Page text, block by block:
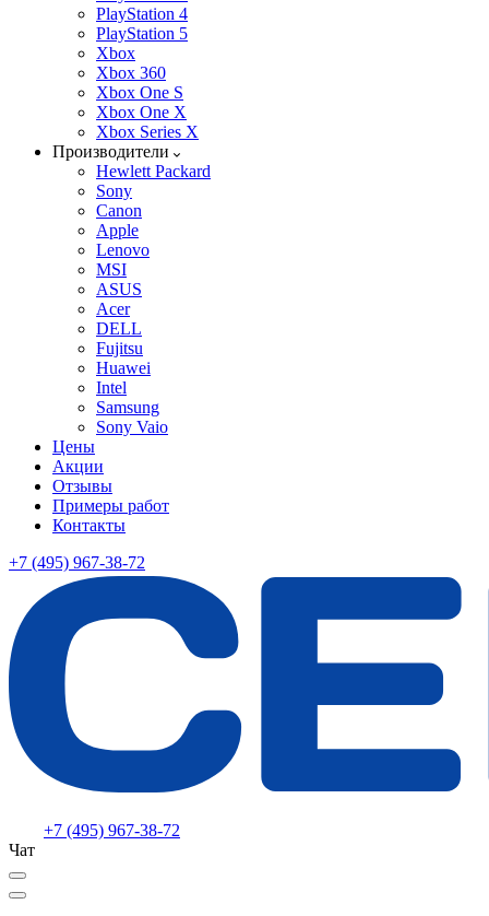
PlayStation 4
PlayStation 5
Xbox
Xbox 360
Xbox One S
Xbox One X
Xbox Series X
Производители
Hewlett Packard
Sony
Canon
Apple
Lenovo
MSI
ASUS
Acer
DELL
Fujitsu
Huawei
Intel
Samsung
Sony Vaio
Цены
Акции
Отзывы
Примеры работ
Контакты
+7 (495) 967-38-72
+7 (495) 967-38-72
Чат